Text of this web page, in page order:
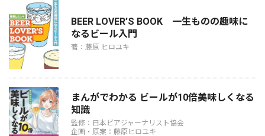
BEER LOVER’S BOOK 一生ものの趣味に
まんがでわかる ビールが10倍美味しくなる
知識